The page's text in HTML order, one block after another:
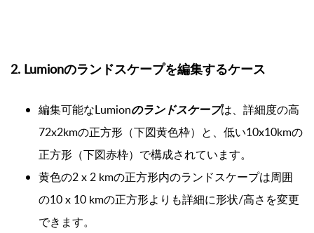
2. Lumionのランドスケープを編集するケース
編集可能なLumionのランドスケープは、詳細度の高
72x2kmの正方形（下図黄色枠）と、低い10x10kmの
正方形（下図赤枠）で構成されています。
黄色の2 x 2 kmの正方形内のランドスケープは周囲
の10 x 10 kmの正方形よりも詳細に形状/高さを変更
できます。